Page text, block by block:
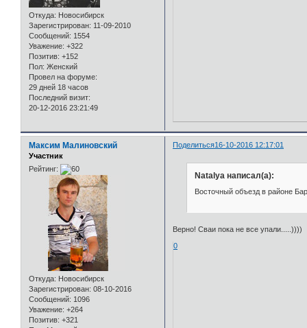
Откуда: Новосибирск
Зарегистрирован: 11-09-2010
Сообщений: 1554
Уважение: +322
Позитив: +152
Пол: Женский
Провел на форуме:
29 дней 18 часов
Последний визит:
20-12-2016 23:21:49
Поделиться16-10-2016 12:17:01
Максим Малиновский
Участник
Рейтинг:
Откуда: Новосибирск
Зарегистрирован: 08-10-2016
Сообщений: 1096
Уважение: +264
Позитив: +321
Natalya написал(а):
Восточный объезд в районе
Верно! Сваи пока не все упали.....))))
0